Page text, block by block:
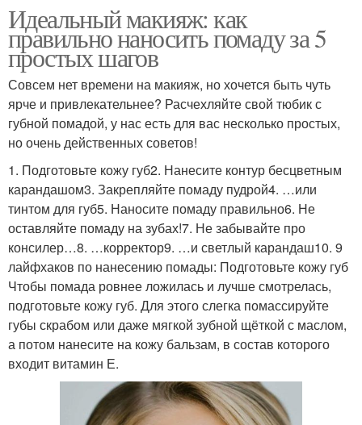
Идеальный макияж: как
правильно наносить помаду за 5
простых шагов
Совсем нет времени на макияж, но хочется быть чуть
ярче и привлекательнее? Расчехляйте свой тюбик с
губной помадой, у нас есть для вас несколько простых,
но очень действенных советов!
1. Подготовьте кожу губ2. Нанесите контур бесцветным
карандашом3. Закрепляйте помаду пудрой4. …или
тинтом для губ5. Наносите помаду правильно6. Не
оставляйте помаду на зубах!7. Не забывайте про
консилер…8. …корректор9. …и светлый карандаш10. 9
лайфхаков по нанесению помады: Подготовьте кожу губ
Чтобы помада ровнее ложилась и лучше смотрелась,
подготовьте кожу губ. Для этого слегка помассируйте
губы скрабом или даже мягкой зубной щёткой с маслом,
а потом нанесите на кожу бальзам, в состав которого
входит витамин Е.